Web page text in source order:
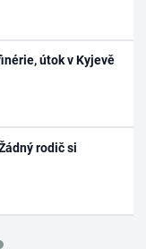
útok v Kyjevě
rodič si